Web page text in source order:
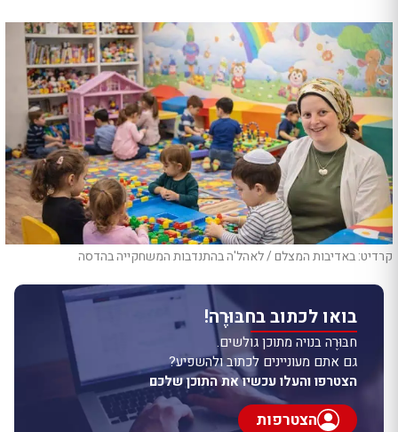
קרדיט: באדיבות המצלם / לאהל'ה בהתנדבות המשחקייה בהדסה
בואו לכתוב בחבּוּרֶה!
חבּוּרֶה בנויה מתוכן גולשים.
גם אתם מעוניינים לכתוב ולהשפיע?
הצטרפו והעלו עכשיו את התוכן שלכם
הצטרפות